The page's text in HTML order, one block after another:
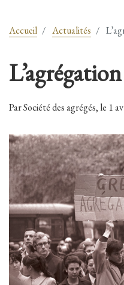
Accueil Actualités
Par Société des agrégés, le 1